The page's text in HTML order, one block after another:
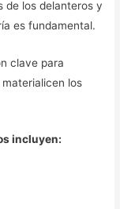
de los delanteros y
es fundamental.
clave para
los
incluyen: